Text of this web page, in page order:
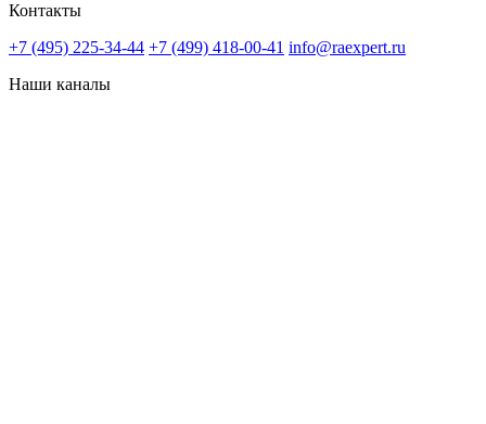
Контакты
+7 (495) 225-34-44 +7 (499) 418-00-41 info@raexpert.ru
Наши каналы